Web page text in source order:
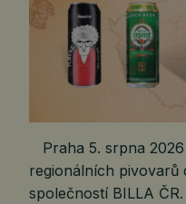
Praha 5. srpna 2026
regionálních pivovarů
společností BILLA